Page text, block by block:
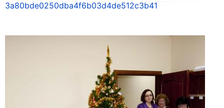
3a80bde0250dba4f6b03d4de512c3b41